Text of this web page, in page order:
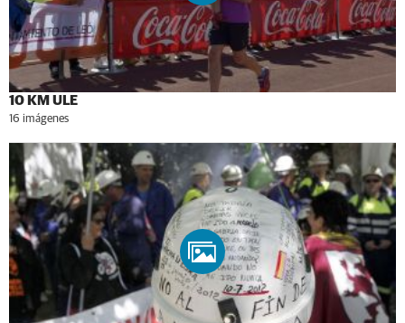
10 KM ULE
16 imágenes